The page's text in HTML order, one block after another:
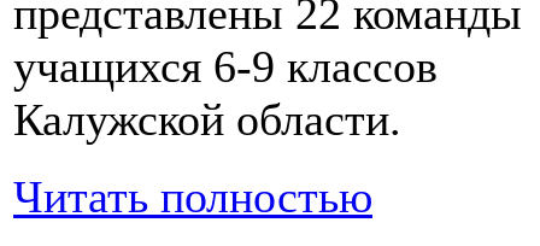
представлены 22 команды
учащихся 6-9 классов
Калужской области.
Читать полностью